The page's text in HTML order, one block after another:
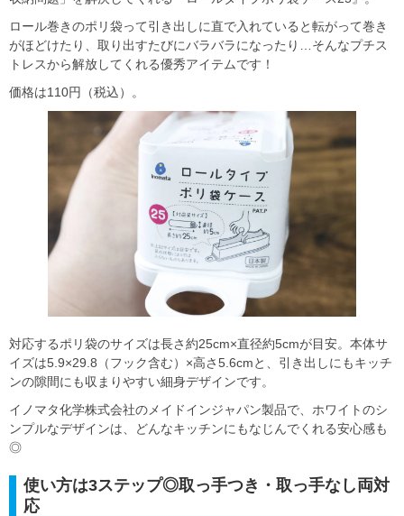
ロール巻きのポリ袋って引き出しに直で入れていると転がって巻き
がほどけたり、取り出すたびにバラバラになったり…そんなプチス
トレスから解放してくれる優秀アイテムです！
価格は110円（税込）。
対応するポリ袋のサイズは長さ約25cm×直径約5cmが目安。本体サ
イズは5.9×29.8（フック含む）×高さ5.6cmと、引き出しにもキッチ
ンの隙間にも収まりやすい細身デザインです。
イノマタ化学株式会社のメイドインジャパン製品で、ホワイトのシ
ンプルなデザインは、どんなキッチンにもなじんでくれる安心感も
◎
使い方は3ステップ◎取っ手つき・取っ手なし両対
応